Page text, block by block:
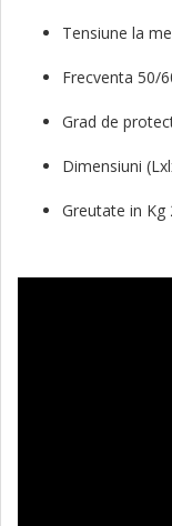
Tensiune la
Frecventa 50/
Grad de
Dimensiuni
Greutate in Kg